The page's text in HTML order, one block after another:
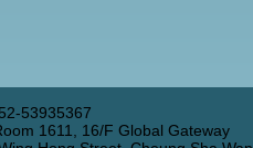
53935367
1611, 16/F Global Gateway